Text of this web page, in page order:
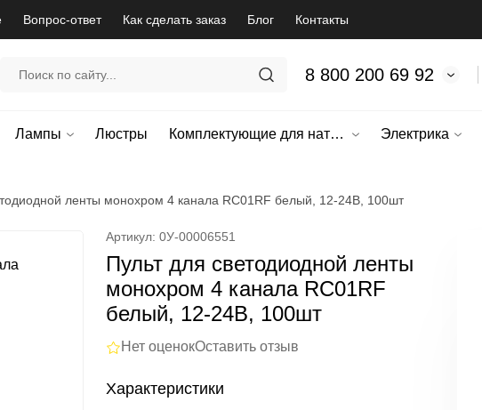
Вопрос-ответ Как сделать заказ Блог Контакты
8 800 200 69 92
Лампы Люстры Комплектующие для натяжных потолков Электрика
ленты монохром 4 канала RC01RF белый, 12-24В, 100шт
Артикул: 0У-00006551
Пульт для светодиодной ленты
монохром 4 канала RC01RF
белый, 12-24В, 100шт
Нет оценокОставить отзыв
Характеристики